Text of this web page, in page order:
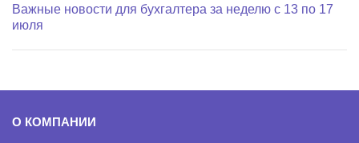
Важные новости для бухгалтера за неделю с 13 по 17
июля
О КОМПАНИИ